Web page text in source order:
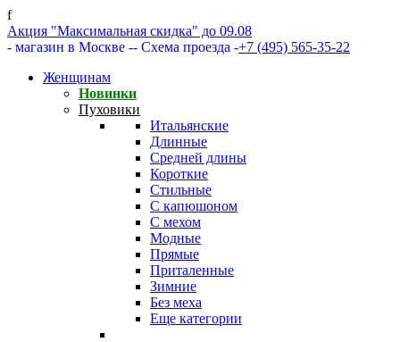
f
Акция "Максимальная скидка" до 09.08
- магазин в Москве -- Схема проезда -+7 (495) 565-35-22
Женщинам
Новинки
Пуховики
Итальянские
Длинные
Средней длины
Короткие
Стильные
С капюшоном
С мехом
Модные
Прямые
Приталенные
Зимние
Без меха
Еще категории